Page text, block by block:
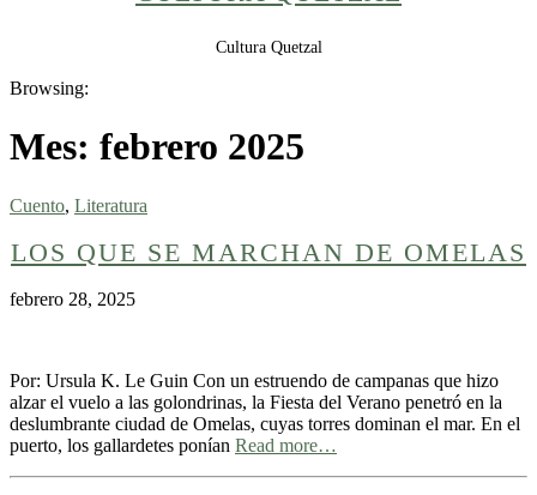
Cultura Quetzal
Browsing:
Mes: febrero 2025
Cuento, Literatura
LOS QUE SE MARCHAN DE OMELAS
febrero 28, 2025
Por: Ursula K. Le Guin Con un estruendo de campanas que hizo
alzar el vuelo a las golondrinas, la Fiesta del Verano penetró en la
deslumbrante ciudad de Omelas, cuyas torres dominan el mar. En el
puerto, los gallardetes ponían Read more…